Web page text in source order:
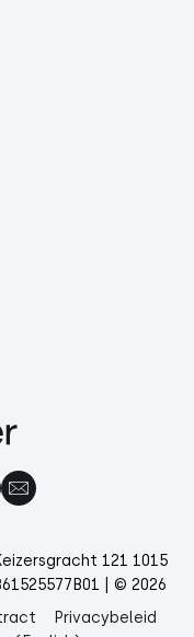
121 1015
| © 2026
Privacybeleid